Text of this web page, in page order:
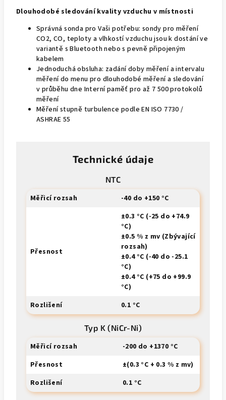
Dlouhodobé sledování kvality vzduchu v místnosti
Správná sonda pro Vaši potřebu: sondy pro měření
CO2, CO, teploty a vlhkostí vzduchu jsou k dostání ve
variantě s Bluetooth nebo s pevně připojeným
kabelem
Jednoduchá obsluha: zadání doby měření a intervalu
měření do menu pro dlouhodobé měření a sledování
v průběhu dne Interní paměť pro až 7 500 protokolů
měření
Měření stupně turbulence podle EN ISO 7730 /
ASHRAE 55
Technické údaje
NTC
Měřicí rozsah -40 do +150 °C
Přesnost
±0.3 °C (-25 do +74.9
°C)
±0.5 % z mv (Zbývající
rozsah)
±0.4 °C (-40 do -25.1
°C)
±0.4 °C (+75 do +99.9
°C)
Rozlišení
0.1 °C
Typ K (NiCr-Ni)
Měřicí rozsah
-200 do +1370 °C
Přesnost
±(0.3 °C + 0.3 % z mv)
Rozlišení
0.1 °C